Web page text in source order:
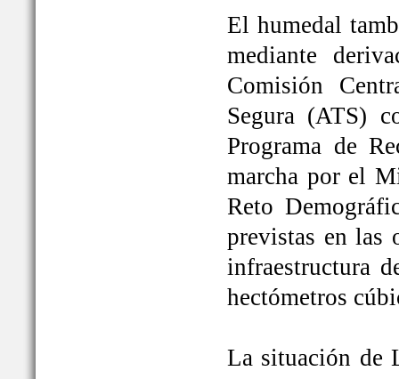
El humedal
mediante
Comisión
Segura (ATS)
Programa de
marcha por el
Reto
previstas en las
infraestructura
hectómetros
La situación de